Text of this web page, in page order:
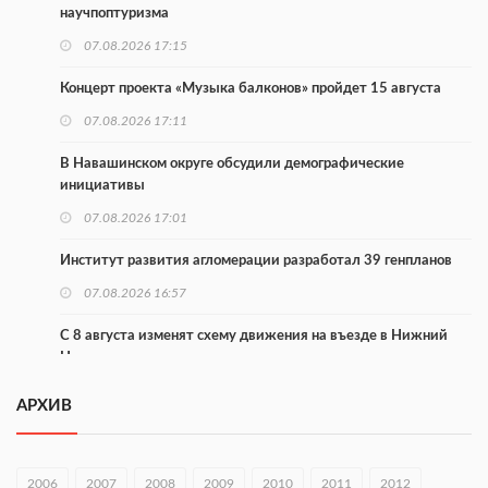
научпоптуризма
07.08.2026 17:15
Концерт проекта «Музыка балконов» пройдет 15 августа
07.08.2026 17:11
В Навашинском округе обсудили демографические
инициативы
07.08.2026 17:01
Институт развития агломерации разработал 39 генпланов
07.08.2026 16:57
С 8 августа изменят схему движения на въезде в Нижний
Новгород
В Нижегородской области прошло заседание АТК и
АРХИВ
2006 2007 2008 2009 2010 2011 2012